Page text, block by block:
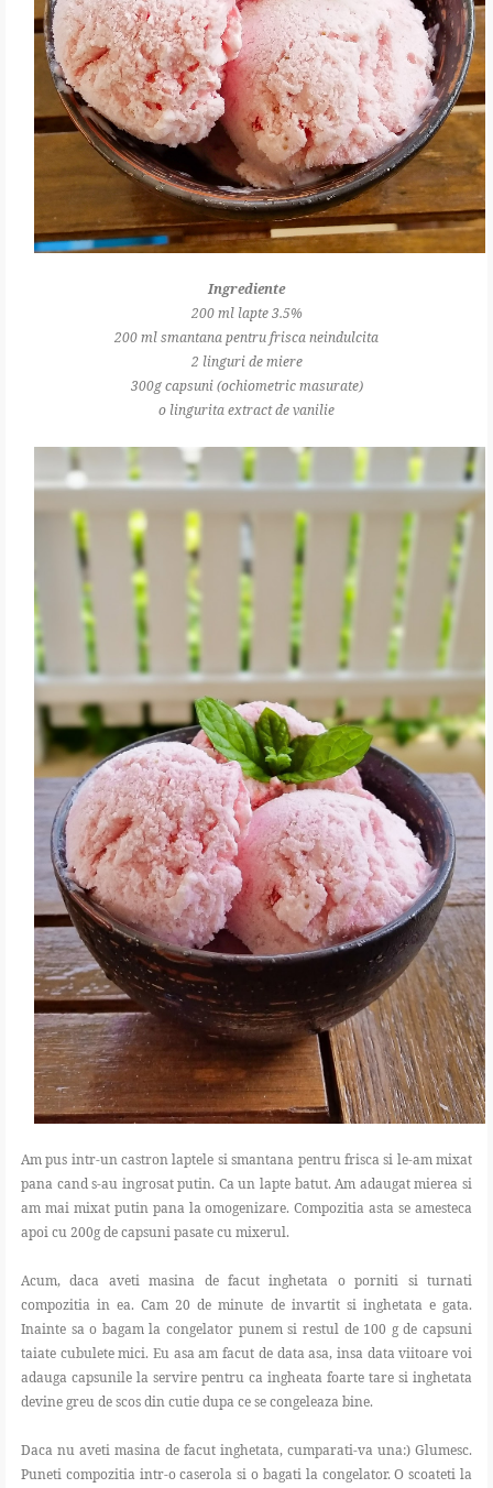
Ingrediente
200 ml lapte 3.5%
200 ml smantana pentru frisca neindulcita
2 linguri de miere
300g capsuni (ochiometric masurate)
o lingurita extract de vanilie
Am pus intr-un castron laptele si smantana pentru frisca si le-am mixat
pana cand s-au ingrosat putin. Ca un lapte batut. Am adaugat mierea si
am mai mixat putin pana la omogenizare. Compozitia asta se amesteca
apoi cu 200g de capsuni pasate cu mixerul.
Acum, daca aveti masina de facut inghetata o porniti si turnati
compozitia in ea. Cam 20 de minute de invartit si inghetata e gata.
Inainte sa o bagam la congelator punem si restul de 100 g de capsuni
taiate cubulete mici. Eu asa am facut de data asa, insa data viitoare voi
adauga capsunile la servire pentru ca ingheata foarte tare si inghetata
devine greu de scos din cutie dupa ce se congeleaza bine.
Daca nu aveti masina de facut inghetata, cumparati-va una:) Glumesc.
Puneti compozitia intr-o caserola si o bagati la congelator. O scoateti la